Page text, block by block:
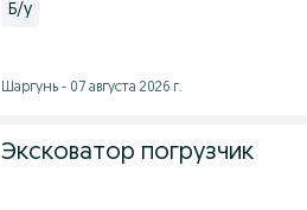
Б/у
Шаргунь - 07 августа 2026 г.
Эксковатор погрузчик